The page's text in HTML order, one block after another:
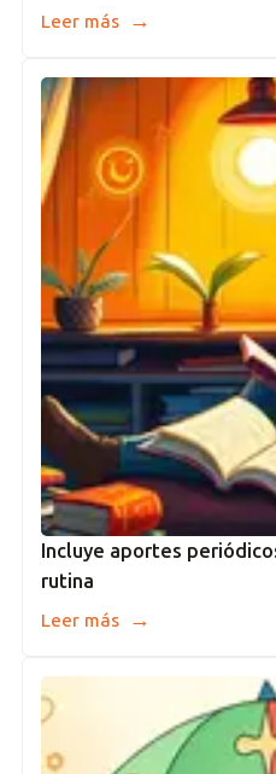
Leer más →
Incluye aportes
rutina
Leer más →